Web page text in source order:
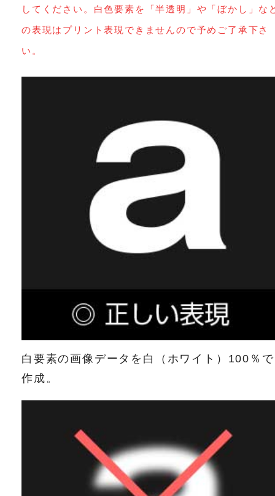
してください。白色要素を「半透明」や「ぼかし」な
の表現はプリント表現できませんので予めご了承下さ
い。
白要素の画像データを白（ホワイト）100％で
作成。